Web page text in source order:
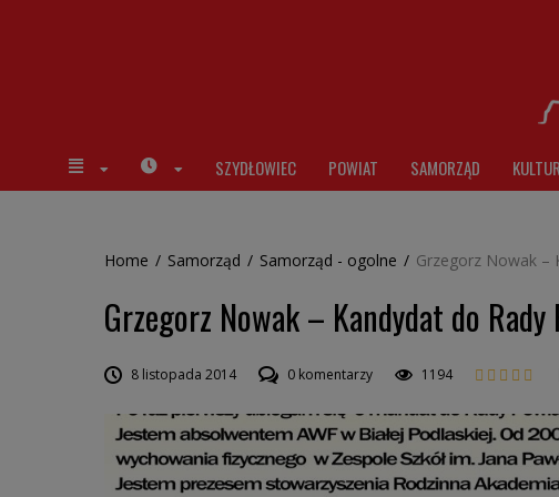
SZYDŁOWIEC POWIAT SAMORZĄD
Home / Samorząd / Samorząd - ogolne / Grzegorz Nowak –
Grzegorz Nowak – Kandydat do Rady
8 listopada 2014 0 komentarzy 1194